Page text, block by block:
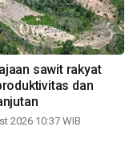
sawit rakyat
dan
2026 10:37 WIB